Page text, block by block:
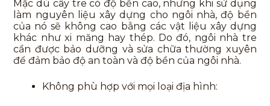
Mặc dù cây tre có độ bền cao, nhưng khi sử dụng
làm nguyên liệu xây dựng cho ngôi nhà, độ bền
của nó sẽ không cao bằng các vật liệu xây dựng
khác như xi măng hay thép. Do đó, ngôi nhà tre
cần được bảo dưỡng và sửa chữa thường xuyên
để đảm bảo độ an toàn và độ bền của ngôi nhà.
Không phù hợp với mọi loại địa hình: